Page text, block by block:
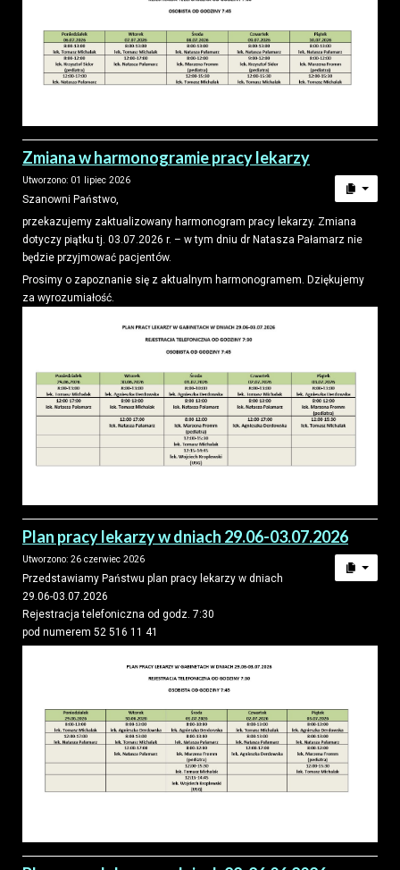
Zmiana w harmonogramie pracy lekarzy
Utworzono: 01 lipiec 2026
Szanowni Państwo,
przekazujemy zaktualizowany harmonogram pracy lekarzy. Zmiana
dotyczy piątku tj. 03.07.2026 r. – w tym dniu dr Natasza Pałamarz nie
będzie przyjmować pacjentów.
Prosimy o zapoznanie się z aktualnym harmonogramem. Dziękujemy
za wyrozumiałość.
Plan pracy lekarzy w dniach 29.06-03.07.2026
Utworzono: 26 czerwiec 2026
Przedstawiamy Państwu plan pracy lekarzy w dniach
29.06-03.07.2026
Rejestracja telefoniczna od godz. 7:30
pod numerem 52 516 11 41